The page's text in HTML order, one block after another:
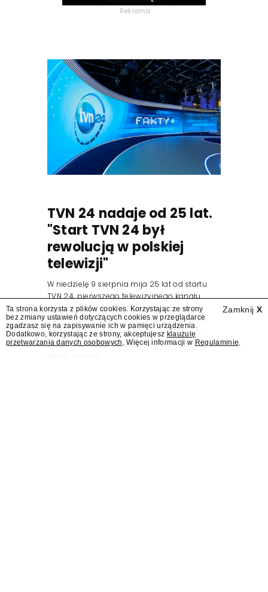
Reklama
TVN 24 nadaje od 25 lat.
"Start TVN 24 był
rewolucją w polskiej
telewizji"
W niedzielę 9 sierpnia mija 25 lat od startu
TVN 24, pierwszego telewizyjnego kanału
informacyjnego w Polsce. Na ten dzień
zaplanowano finał urodzinowej trasy stacji
"Jesteśmy stąd". 25 lat TVN 24 dla Press.pl
podsumowują Jarosław Kuźniar, Tomasz Lis i
Zamknij X
Ta strona korzysta z plików cookies. Korzystając ze strony
bez zmiany ustawień dotyczących cookies w przeglądarce
zgadzasz się na zapisywanie ich w pamięci urządzenia.
Dodatkowo, korzystając ze strony, akceptujesz klauzulę
przetwarzania danych osobowych . Więcej informacji w Regulaminie.